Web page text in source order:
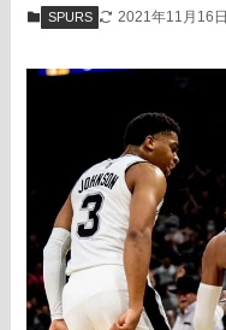
SPURS 2021年11月16日